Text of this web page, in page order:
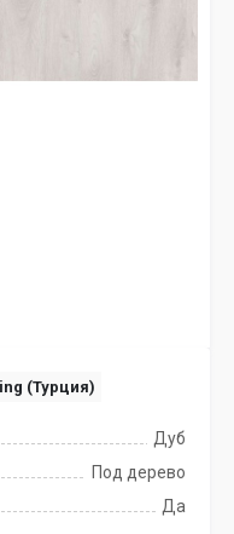
(Турция)
Дуб
Под дерево
Да